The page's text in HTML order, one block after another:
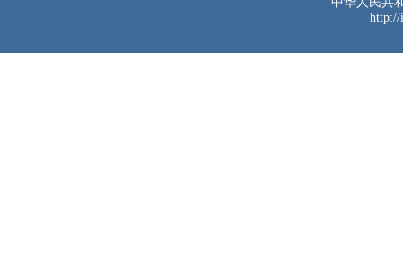
http://